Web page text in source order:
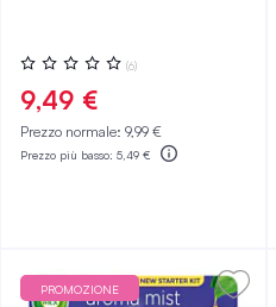
Valutazione:
0%
(6)
9,49 €
Prezzo normale: 9,99 €
Prezzo più basso: 5,49 €
PROMOZIONE